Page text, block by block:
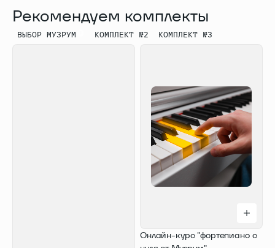
Рекомендуем комплекты
ВЫБОР МУЗРУМ КОМПЛЕКТ №2 КОМПЛЕКТ №3
Онлайн-курс "фортепиано с